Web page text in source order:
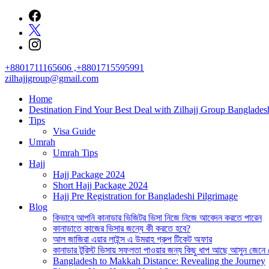
content
+8801711165606 ,+8801715595991
zilhajjgroup@gmail.com
Home
Destination Find Your Best Deal with Zilhajj Group
Tips
Visa Guide
Umrah
Umrah Tips
Hajj
Hajj Package 2024
Short Hajj Package 2024
Hajj Pre Registration for Bangladeshi Pilgrimage
Blog
কিভাবে আপনি কানাডার ভিজিটর ভিসা নিজে নিজে আবেদন করতে পারেন
কানাডাতে কাজের ভিসার জন্যে কী করতে হবে?
আল জাজিরা এয়ার লাইন্স এ উমরাহ গ্রুপ টিকেট অফার
কানাডার টুরিস্ট ভিসায় সফলতা পাওয়ার জন্য কিছু ধাপ আছে আসুন জেনে
Bangladesh to Makkah Distance: Revealing the Journey